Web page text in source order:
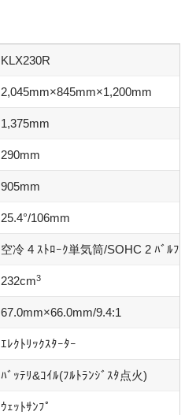
KLX230R
2,045mm×845mm×1,200mm
1,375mm
290mm
905mm
25.4°/106mm
空冷 4 ｽﾄﾛｰｸ単気筒/SOHC 2 ﾊﾞﾙﾌﾞ
232cm3
67.0mm×66.0mm/9.4:1
ｴﾚｸﾄﾘｯｸｽﾀｰﾀｰ
ﾊﾞｯﾃﾘ&ｺｲﾙ(ﾌﾙﾄﾗﾝｼﾞｽﾀ点火)
ｳｪｯﾄｻﾝﾌﾟ